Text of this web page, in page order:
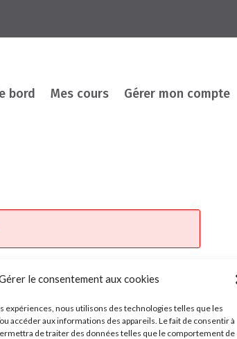
le consentement aux cookies
expériences, nous utilisons des technologies telles que les
accéder aux informations des appareils. Le fait de consentir à
de traiter des données telles que le comportement de
bord Mes cours Gérer mon compte